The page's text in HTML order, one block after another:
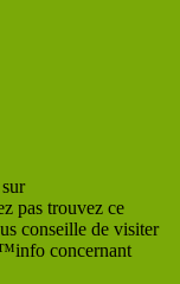
pas trouvez ce
conseille de visiter
concernant